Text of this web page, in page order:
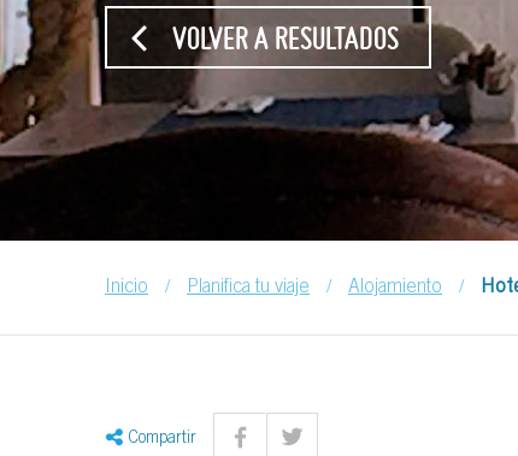
VOLVER A RESULTADOS
Inicio / Planifica tu viaje / Alojamiento /
Compartir